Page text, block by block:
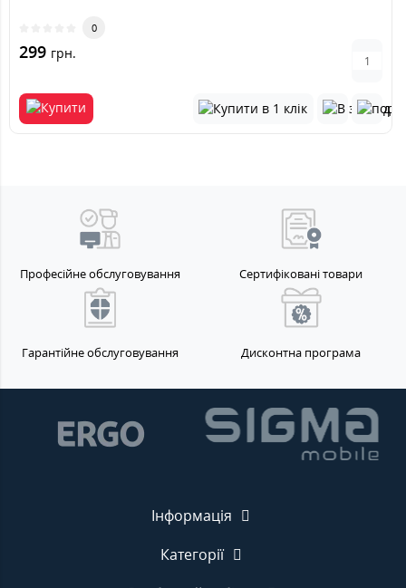
0
299 грн.
Професійне обслуговування Сертифіковані товари
Гарантійне обслуговування Дисконтна програма
Інформація
Категорії